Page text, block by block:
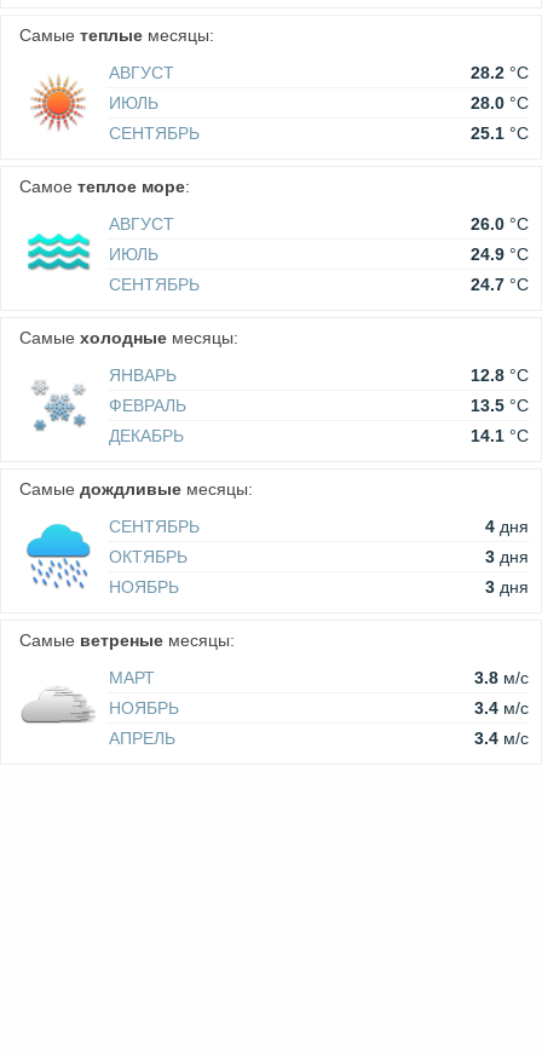
Самые теплые месяцы:
АВГУСТ
28.2 °C
ИЮЛЬ
28.0 °C
СЕНТЯБРЬ
25.1 °C
Самое теплое море:
АВГУСТ
26.0 °C
ИЮЛЬ
24.9 °C
СЕНТЯБРЬ
24.7 °C
Самые холодные месяцы:
ЯНВАРЬ
12.8 °C
ФЕВРАЛЬ
13.5 °C
ДЕКАБРЬ
14.1 °C
Самые дождливые месяцы:
СЕНТЯБРЬ
4 дня
ОКТЯБРЬ
3 дня
НОЯБРЬ
3 дня
Самые ветреные месяцы:
МАРТ
3.8 м/c
НОЯБРЬ
3.4 м/c
АПРЕЛЬ
3.4 м/c